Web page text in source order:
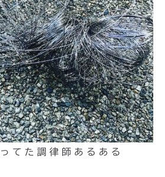
てた調律師あるある